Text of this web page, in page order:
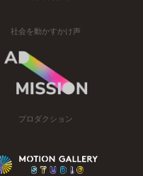
社会を動かすかけ声
プロダクション